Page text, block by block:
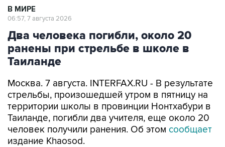
В МИРЕ
06:57, 7 августа 2026
Два человека погибли, около 20
ранены при стрельбе в школе в
Таиланде
Москва. 7 августа. INTERFAX.RU - В результате
стрельбы, произошедшей утром в пятницу на
территории школы в провинции Нонтхабури в
Таиланде, погибли два учителя, еще около 20
человек получили ранения. Об этом сообщает
издание Khaosod.